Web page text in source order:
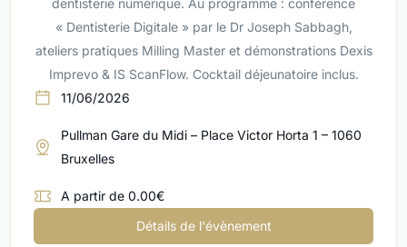
« Dentisterie Digitale » par le Dr Joseph Sabbagh,
ateliers pratiques Milling Master et démonstrations Dexis
Imprevo & IS ScanFlow. Cocktail déjeunatoire inclus.
11/06/2026
Pullman Gare du Midi – Place Victor Horta 1 – 1060
Bruxelles
A partir de 0.00€
Détails de l'évènement